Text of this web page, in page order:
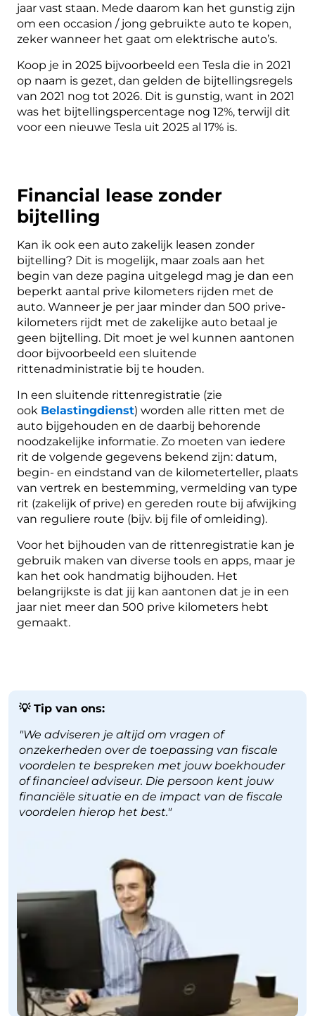
jaar vast staan. Mede daarom kan het gunstig zijn
om een occasion / jong gebruikte auto te kopen,
zeker wanneer het gaat om elektrische auto’s.
Koop je in 2025 bijvoorbeeld een Tesla die in 2021
op naam is gezet, dan gelden de bijtellingsregels
van 2021 nog tot 2026. Dit is gunstig, want in 2021
was het bijtellingspercentage nog 12%, terwijl dit
voor een nieuwe Tesla uit 2025 al 17% is.
Financial lease zonder
bijtelling
Kan ik ook een auto zakelijk leasen zonder
bijtelling? Dit is mogelijk, maar zoals aan het
begin van deze pagina uitgelegd mag je dan een
beperkt aantal prive kilometers rijden met de
auto. Wanneer je per jaar minder dan 500 prive-
kilometers rijdt met de zakelijke auto betaal je
geen bijtelling. Dit moet je wel kunnen aantonen
door bijvoorbeeld een sluitende
rittenadministratie bij te houden.
In een sluitende rittenregistratie (zie
ook Belastingdienst) worden alle ritten met de
auto bijgehouden en de daarbij behorende
noodzakelijke informatie. Zo moeten van iedere
rit de volgende gegevens bekend zijn: datum,
begin- en eindstand van de kilometerteller, plaats
van vertrek en bestemming, vermelding van type
rit (zakelijk of prive) en gereden route bij afwijking
van reguliere route (bijv. bij file of omleiding).
Voor het bijhouden van de rittenregistratie kan je
gebruik maken van diverse tools en apps, maar je
kan het ook handmatig bijhouden. Het
belangrijkste is dat jij kan aantonen dat je in een
jaar niet meer dan 500 prive kilometers hebt
gemaakt.
💡 Tip van ons:
"We adviseren je altijd om vragen of
onzekerheden over de toepassing van fiscale
voordelen te bespreken met jouw boekhouder
of financieel adviseur. Die persoon kent jouw
financiële situatie en de impact van de fiscale
voordelen hierop het best."